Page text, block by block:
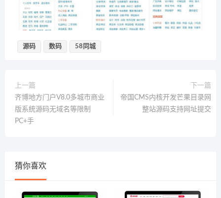
源码 数码 58同城
上一篇
齐博地方门户V8.0多城市商业
版系统源码无域名等限制
PC+手
下一篇
帝国CMS内核开发芒果目录网
整站源码支持网址提交
猜你喜欢